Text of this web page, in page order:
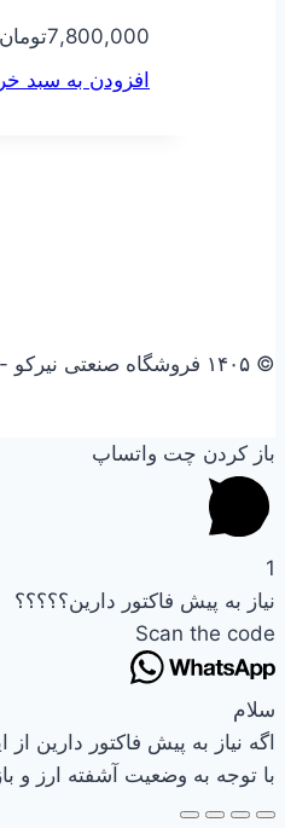
7,800,000تومان
افزودن به سبد
© ۱۴۰۵ فروشگاه صنعتی نیرکو - قالب وردپرس توسط
باز کردن چت واتساپ
1
نیاز به پیش فاکتور دارین؟؟؟؟؟
Scan the code
سلام
اگه نیاز به پیش فاکتور دارین
با توجه به وضعیت آشفته ارز و